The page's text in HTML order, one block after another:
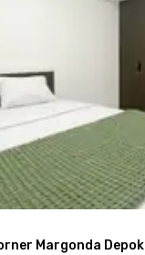
Margonda Depok